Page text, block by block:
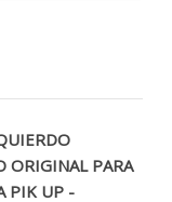
ORIGINAL PARA
PIK UP -